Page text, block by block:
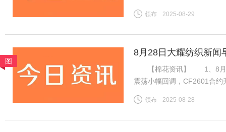
期国内供应偏紧预期仍在，
领布 2025-08-29
图
8月28日大耀纺织新闻
【棉花资讯】 1、8月27
震荡小幅回调，CF2601合
下游棉纱市场交投一般，棉
领布 2025-08-28